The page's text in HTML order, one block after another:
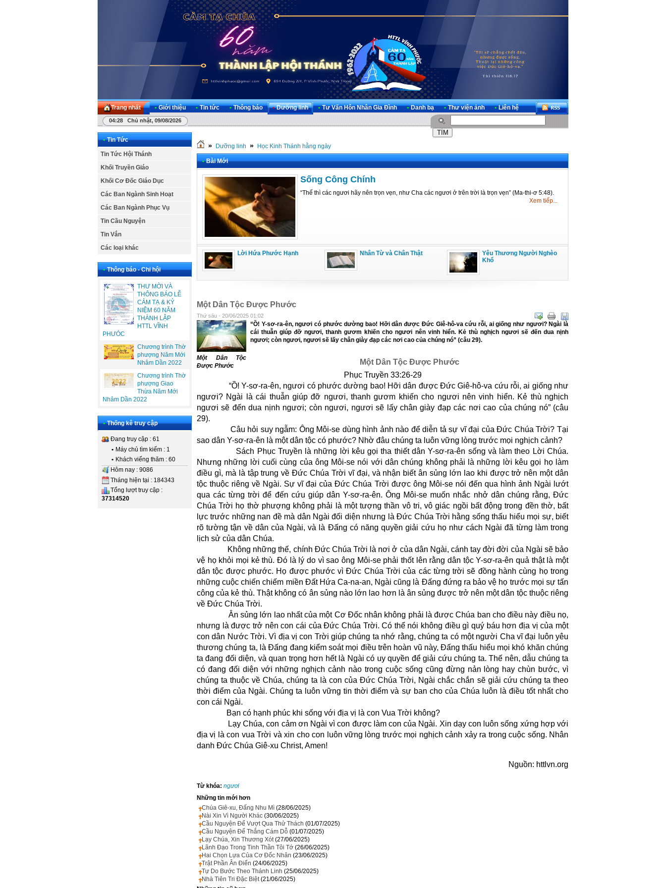
Trang nhất • Giới thiệu • Tin tức • Thông báo • Dưỡng linh • Tư Vấn Hôn Nhân Gia Đình • Danh bạ • Thư viện ảnh • Liên hệ
04:28 Chủ nhật, 09/08/2026
• Tin Tức
Tin Tức Hội Thánh
Khối Truyền Giáo
Khối Cơ Đốc Giáo Dục
Các Ban Ngành Sinh Hoạt
Các Ban Ngành Phục Vụ
Tin Cầu Nguyện
Tin Vắn
Các loại khác
• Thông báo - Chi hội
THƯ MỜI VÀ
THÔNG BÁO LỄ
CẢM TẠ & KỶ
NIỆM 60 NĂM
THÀNH LẬP
HTTL VĨNH
PHƯÓC
Chương trình Thờ
phượng Năm Mới
Nhâm Dần 2022
Chương trình Thờ
phượng Giao
Thừa Năm Mới
Nhâm Dần 2022
• Thống kê truy cập
Đang truy cập : 61
• Máy chủ tìm kiếm : 1
• Khách viếng thăm : 60
Hôm nay : 9086
Tháng hiện tại : 184343
Tổng lượt truy cập :
37314520
» Dưỡng linh » Học Kinh Thánh hằng ngày
• Bài Mới
Sống Công Chính
“Thế thì các ngươi hãy nên trọn vẹn, như Cha các ngươi ở trên trời là trọn vẹn” (Ma-thi-ơ 5:48).
Xem tiếp...
Lời Hứa Phước Hạnh Nhân Từ và Chân Thật
Yêu Thương Người Nghèo
Khổ
Một Dân Tộc Được Phước
Thứ sáu - 20/06/2025 01:02
Một Dân Tộc
Được Phước
“Ồ! Y-sơ-ra-ên, ngươi có phước dường bao! Hỡi dân được Đức Giê-hô-va cứu rỗi, ai giống như ngươi? Ngài là
cái thuẫn giúp đỡ ngươi, thanh gươm khiến cho ngươi nên vinh hiển. Kẻ thù nghịch ngươi sẽ đến dua nịnh
ngươi; còn ngươi, ngươi sẽ lấy chân giày đạp các nơi cao của chúng nó” (câu 29).
Một Dân Tộc Được Phước
Phục Truyền 33:26-29
“Ồ! Y-sơ-ra-ên, ngươi có phước dường bao! Hỡi dân được Đức Giê-hô-va cứu rỗi, ai giống như
ngươi? Ngài là cái thuẫn giúp đỡ ngươi, thanh gươm khiến cho ngươi nên vinh hiển. Kẻ thù nghịch
ngươi sẽ đến dua nịnh ngươi; còn ngươi, ngươi sẽ lấy chân giày đạp các nơi cao của chúng nó” (câu
29).
Câu hỏi suy ngẫm: Ông Môi-se dùng hình ảnh nào để diễn tả sự vĩ đại của Đức Chúa Trời? Tại
sao dân Y-sơ-ra-ên là một dân tộc có phước? Nhờ đâu chúng ta luôn vững lòng trước mọi nghịch cảnh?
Sách Phục Truyền là những lời kêu gọi tha thiết dân Y-sơ-ra-ên sống và làm theo Lời Chúa.
Nhưng những lời cuối cùng của ông Môi-se nói với dân chúng không phải là những lời kêu gọi họ làm
điều gì, mà là tập trung về Đức Chúa Trời vĩ đại, và nhận biết ân sủng lớn lao khi được trở nên một dân
tộc thuộc riêng về Ngài. Sự vĩ đại của Đức Chúa Trời được ông Môi-se nói đến qua hình ảnh Ngài lướt
qua các từng trời để đến cứu giúp dân Y-sơ-ra-ên. Ông Môi-se muốn nhắc nhở dân chúng rằng, Đức
Chúa Trời họ thờ phượng không phải là một tượng thần vô tri, vô giác ngồi bất động trong đền thờ, bất
lực trước những nan đề mà dân Ngài đối diện nhưng là Đức Chúa Trời hằng sống thấu hiểu mọi sự, biết
rõ tường tận về dân của Ngài, và là Đấng có năng quyền giải cứu họ như cách Ngài đã từng làm trong
lịch sử của dân Chúa.
Không những thế, chính Đức Chúa Trời là nơi ở của dân Ngài, cánh tay đời đời của Ngài sẽ bảo
vệ họ khỏi mọi kẻ thù. Đó là lý do vì sao ông Môi-se phải thốt lên rằng dân tộc Y-sơ-ra-ên quả thật là một
dân tộc được phước. Họ được phước vì Đức Chúa Trời của các từng trời sẽ đồng hành cùng họ trong
những cuộc chiến chiếm miền Đất Hứa Ca-na-an, Ngài cũng là Đấng đứng ra bảo vệ họ trước mọi sự tấn
công của kẻ thù. Thật không có ân sủng nào lớn lao hơn là ân sủng được trở nên một dân tộc thuộc riêng
về Đức Chúa Trời.
Ân sủng lớn lao nhất của một Cơ Đốc nhân không phải là được Chúa ban cho điều này điều nọ,
nhưng là được trở nên con cái của Đức Chúa Trời. Có thể nói không điều gì quý báu hơn địa vị của một
con dân Nước Trời. Vì địa vị con Trời giúp chúng ta nhớ rằng, chúng ta có một người Cha vĩ đại luôn yêu
thương chúng ta, là Đấng đang kiểm soát mọi điều trên hoàn vũ này, Đấng thấu hiểu mọi khó khăn chúng
ta đang đối diện, và quan trọng hơn hết là Ngài có uy quyền để giải cứu chúng ta. Thế nên, dẫu chúng ta
có đang đối diện với những nghịch cảnh nào trong cuộc sống cũng đừng nản lòng hay chùn bước, vì
chúng ta thuộc về Chúa, chúng ta là con của Đức Chúa Trời, Ngài chắc chắn sẽ giải cứu chúng ta theo
thời điểm của Ngài. Chúng ta luôn vững tin thời điểm và sự ban cho của Chúa luôn là điều tốt nhất cho
con cái Ngài.
Bạn có hạnh phúc khi sống với địa vị là con Vua Trời không?
Lạy Chúa, con cảm ơn Ngài vì con được làm con của Ngài. Xin dạy con luôn sống xứng hợp với
địa vị là con vua Trời và xin cho con luôn vững lòng trước mọi nghịch cảnh xảy ra trong cuộc sống. Nhân
danh Đức Chúa Giê-xu Christ, Amen!
Nguồn: httlvn.org
Từ khóa: ngươi
Những tin mới hơn
Chúa Giê-xu, Đấng Nhu Mì (28/06/2025)
Nài Xin Vì Người Khác (30/06/2025)
Cầu Nguyện Để Vượt Qua Thử Thách (01/07/2025)
Cầu Nguyện Để Thắng Cám Dỗ (01/07/2025)
Lạy Chúa, Xin Thương Xót (27/06/2025)
Lãnh Đạo Trong Tinh Thần Tôi Tớ (26/06/2025)
Hai Chọn Lựa Của Cơ Đốc Nhân (23/06/2025)
Trật Phần Ân Điển (24/06/2025)
Tự Do Bước Theo Thánh Linh (25/06/2025)
Nhà Tiên Tri Đặc Biệt (21/06/2025)